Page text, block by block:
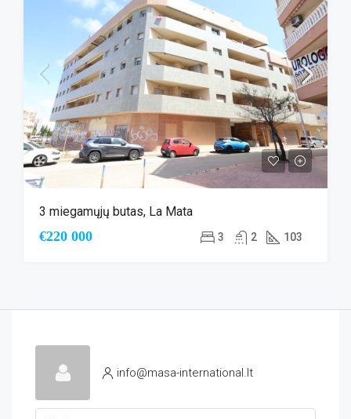
3 miegamųjų butas, La Mata
€220 000 3 2 103
info@masa-international.lt